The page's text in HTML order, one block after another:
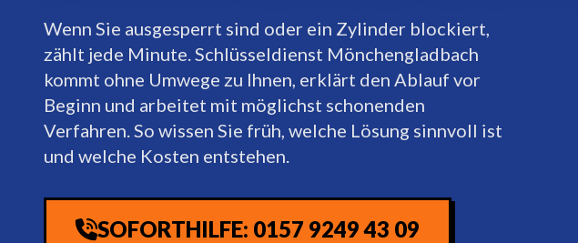
Wenn Sie ausgesperrt sind oder ein Zylinder blockiert,
zählt jede Minute. Schlüsseldienst Mönchengladbach
kommt ohne Umwege zu Ihnen, erklärt den Ablauf vor
Beginn und arbeitet mit möglichst schonenden
Verfahren. So wissen Sie früh, welche Lösung sinnvoll ist
und welche Kosten entstehen.
SOFORTHILFE: 0157 9249 43 09